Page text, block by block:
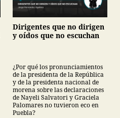
Dirigentes que no dirigen
y oídos que no escuchan
¿Por qué los pronunciamientos
de la presidenta de la República
y de la presidenta nacional de
morena sobre las declaraciones
de Nayeli Salvatori y Graciela
Palomares no tuvieron eco en
Puebla?